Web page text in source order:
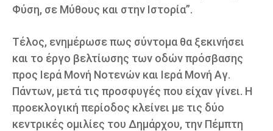
Φύση, σε Μύθους και στην Ιστορία”.
Τέλος, ενημέρωσε πως σύντομα θα ξεκινήσει
και το έργο βελτίωσης των οδών πρόσβασης
προς Ιερά Μονή Νοτενών και Ιερά Μονή Αγ.
Πάντων, μετά τις προσφυγές που είχαν γίνει. Η
προεκλογική περίοδος κλείνει με τις δύο
κεντρικές ομιλίες του Δημάρχου, την Πέμπτη